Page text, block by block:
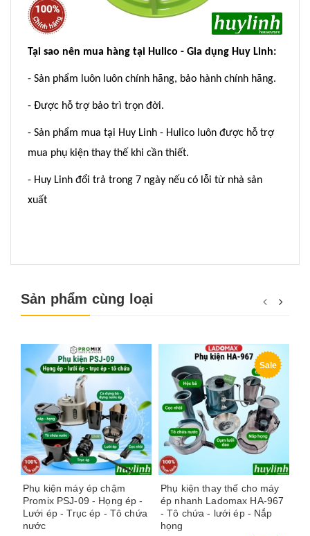
Tại sao nên mua hàng tại Hulico - Gia dụng Huy Linh:
- Sản phẩm luôn luôn chính hãng, bảo hành chính hãng.
- Được hỗ trợ bảo trì trọn đời.
- Sản phẩm mua tại Huy Linh - Hulico luôn được hỗ trợ
mua phụ kiện thay thế khi cần thiết.
- Huy Linh đổi trả trong 7 ngày nếu có lỗi từ nhà sản
xuất
Sản phẩm cùng loại
Phụ kiện máy ép chậm
Promix PSJ-09 - Họng ép -
Lưới ép - Trục ép - Tô chứa
nước
Sale
Phụ kiện thay thế cho máy
ép nhanh Ladomax HA-967
- Tô chứa - lưới ép - Nắp
họng